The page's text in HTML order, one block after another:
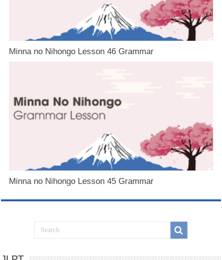
Minna no Nihongo Lesson 46 Grammar
Minna no Nihongo Lesson 45 Grammar